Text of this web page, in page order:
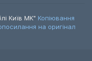
Київ МК" Копіювання
на оригінал